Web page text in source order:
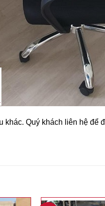
Quý khách liên hệ để